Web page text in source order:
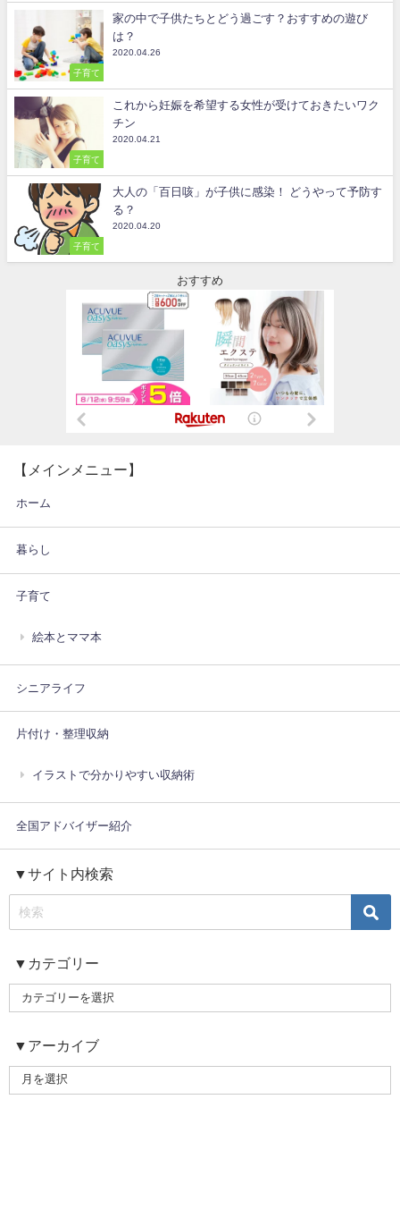
子育て
家の中で子供たちとどう過ごす？おすすめの遊び
は？
2020.04.26
子育て
これから妊娠を希望する女性が受けておきたいワク
チン
2020.04.21
子育て
大人の「百日咳」が子供に感染！ どうやって予防す
る？
2020.04.20
おすすめ
【メインメニュー】
ホーム
暮らし
子育て
絵本とママ本
シニアライフ
片付け・整理収納
イラストで分かりやすい収納術
全国アドバイザー紹介
▼サイト内検索
▼カテゴリー
▼アーカイブ